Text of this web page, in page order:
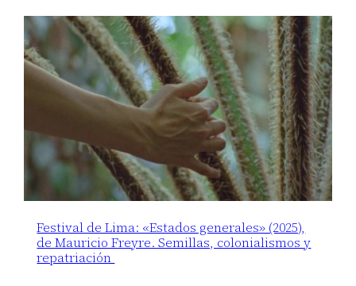
Festival de Lima: «Estados generales» (2025),
de Mauricio Freyre. Semillas, colonialismos y
repatriación